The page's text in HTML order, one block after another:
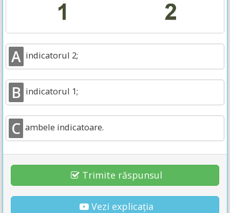
A indicatorul 2;
B indicatorul 1;
C ambele indicatoare.
Trimite răspunsul
Vezi explicația